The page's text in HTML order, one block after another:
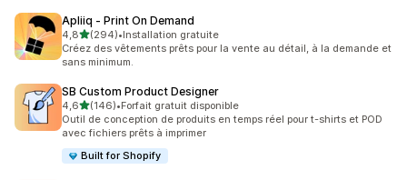
Apliiq ‑ Print On Demand
4,8étoile(s) sur 5
(294)
294 avis au total
•Installation gratuite
Créez des vêtements prêts pour la vente au détail, à la demande et
sans minimum.
SB Custom Product Designer
4,6étoile(s) sur 5
(146)
146 avis au total
•Forfait gratuit disponible
Outil de conception de produits en temps réel pour t-shirts et POD
avec fichiers prêts à imprimer
Built for Shopify